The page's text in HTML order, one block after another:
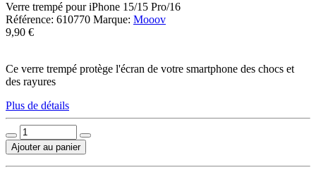
Verre trempé pour iPhone 15/15 Pro/16
Référence: 610770 Marque: Mooov
9,90 €
Ce verre trempé protège l'écran de votre smartphone des chocs et
des rayures
Plus de détails
Ajouter au panier